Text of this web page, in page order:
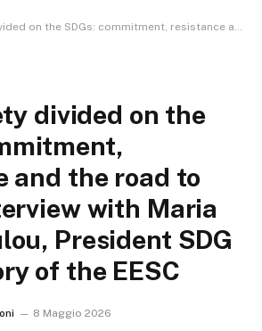
resistance and the road to 2030 – Interview with Maria Nikolopoulou, President SDG Observatory of the EESC
divided on the
and the road to
with Maria
President SDG
of the EESC
8 Maggio 2026